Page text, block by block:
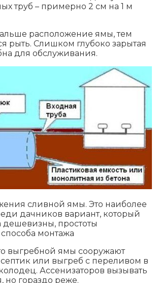
труб – примерно 2 см на 1 м
расположение ямы, тем
рыть. Слишком глубоко зарытая
для обслуживания.
сливной ямы. Это наиболее
дачников вариант, который
дешевизны, простоты
монтажа
выгребной ямы сооружают
или выгреб с переливом в
Ассенизаторов вызывать
но гораздо реже.